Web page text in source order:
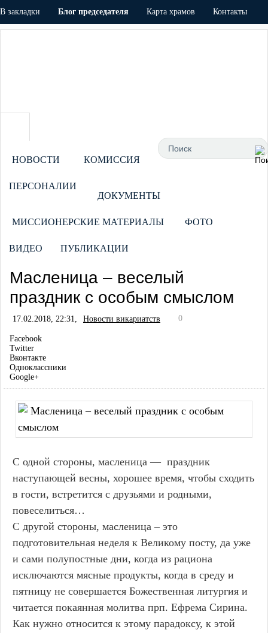
В закладки Блог председателя Карта храмов Контакты
НОВОСТИ КОМИССИЯ
ПЕРСОНАЛИИ
ДОКУМЕНТЫ
МИССИОНЕРСКИЕ МАТЕРИАЛЫ ФОТО
ВИДЕО ПУБЛИКАЦИИ
Масленица – веселый
праздник с особым смыслом
17.02.2018, 22:31, Новости викариатств 0
Facebook
Twitter
Вконтакте
Одноклассники
Google+
С одной стороны, масленица — праздник
наступающей весны, хорошее время, чтобы сходить
в гости, встретится с друзьями и родными,
повеселиться…
С другой стороны, масленица – это
подготовительная неделя к Великому посту, да уже
и сами полупостные дни, когда из рациона
исключаются мясные продукты, когда в среду и
пятницу не совершается Божественная литургия и
читается покаянная молитва прп. Ефрема Сирина.
Как нужно относится к этому парадоксу, к этой